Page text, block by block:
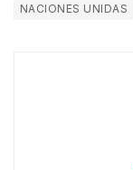
NACIONES UNIDAS